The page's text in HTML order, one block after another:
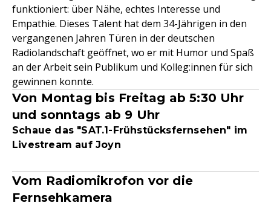
funktioniert: über Nähe, echtes Interesse und
Empathie. Dieses Talent hat dem 34-Jährigen in den
vergangenen Jahren Türen in der deutschen
Radiolandschaft geöffnet, wo er mit Humor und Spaß
an der Arbeit sein Publikum und Kolleg:innen für sich
gewinnen konnte.
Von Montag bis Freitag ab 5:30 Uhr
und sonntags ab 9 Uhr
Schaue das "SAT.1-Frühstücksfernsehen" im
Livestream auf Joyn
Vom Radiomikrofon vor die
Fernsehkamera